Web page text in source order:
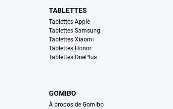
TABLETTES
Tablettes Apple
Tablettes Samsung
Tablettes Xiaomi
Tablettes Honor
Tablettes OnePlus
GOMIBO
À propos de Gomibo